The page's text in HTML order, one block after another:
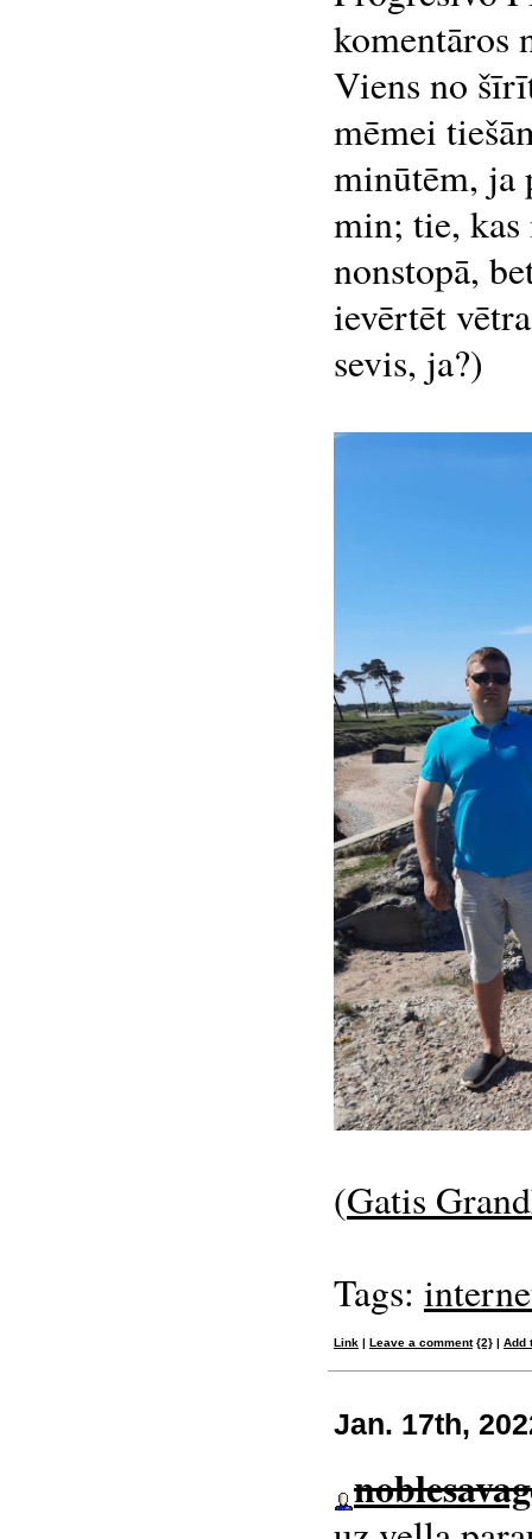
komentāros
Viens no
mēmei
minūtēm, ja
min; tie, kas
nonstopā,
ievērtēt
sevis, ja?)
(Gatis
Tags:
Link | Leave a comment {2} | Add
Jan. 17th,